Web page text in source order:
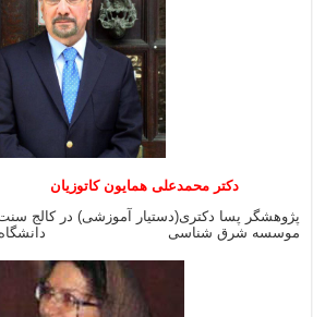
دکتر محمدعلی همایون کاتوزیان
پژوهشگر پسا دکتری(دستیار آموزشی) در کالج
موسسه شرق شناسی دانشگاه